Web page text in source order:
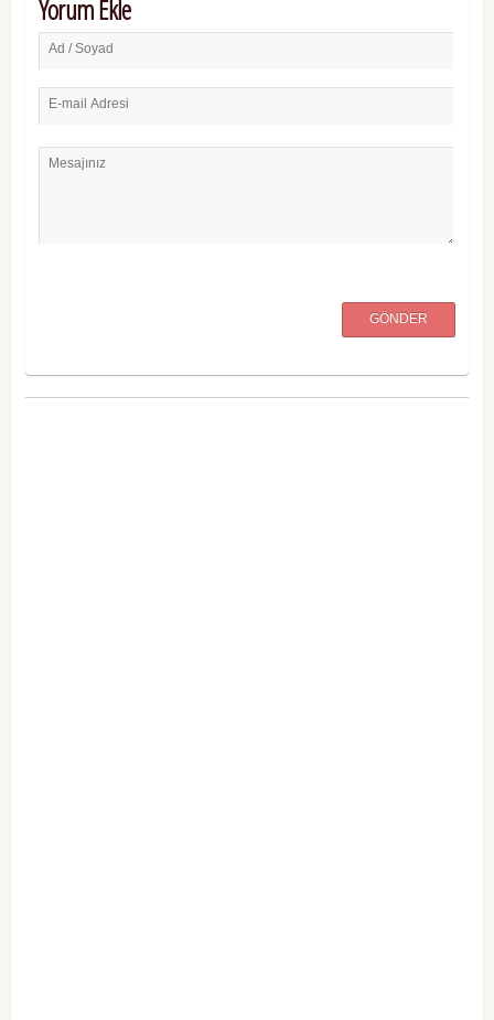
Yorum Ekle
Ad / Soyad
E-mail Adresi
Mesajınız
GÖNDER